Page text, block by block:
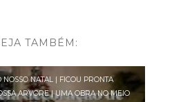
TAMBÉM:
NOSSO NATAL | FICOU PRONTA
ARVORE | UMA OBRA NO MEIO